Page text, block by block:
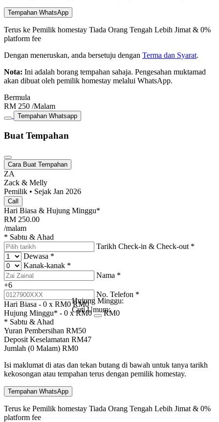
Tempahan WhatsApp
Terus ke Pemilik homestay Tiada Orang Tengah Lebih Jimat & 0%
platform fee
Dengan meneruskan, anda bersetuju dengan Terma dan Syarat.
Nota: Ini adalah borang tempahan sahaja. Pengesahan muktamad
akan dibuat oleh pemilik homestay melalui WhatsApp.
Bermula
RM 250 /Malam
Tempahan Whatsapp
Buat Tempahan
Cara Buat Tempahan
ZA
Zack & Melly
Pemilik • Sejak Jan 2026
Call
Hari Biasa & Hujung Minggu*
RM 250.00
/malam
* Sabtu & Ahad
Tarikh Check-in & Check-out *
Dewasa *
Kanak-kanak *
Nama *
+6
No. Telefon *
Hari Biasa - 0 x RM0 RM0
Hujung Minggu* - 0 x RM0
Hujung Minggu:
Cuti Umum:RM0
* Sabtu & Ahad
Yuran Pembersihan RM50
Deposit Keselamatan RM47
Jumlah (0 Malam) RM0
Isi maklumat di atas dan tekan butang di bawah untuk tanya tarikh
kekosongan atau tempahan terus dengan pemilik homestay.
Tempahan WhatsApp
Terus ke Pemilik homestay Tiada Orang Tengah Lebih Jimat & 0%
platform fee